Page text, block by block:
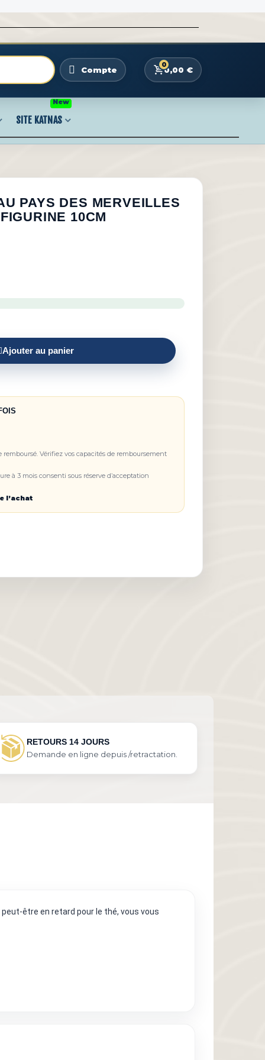
Compte
0
0,00 €
SITE KATNAS
New
PAYS DES MERVEILLES
10CM
Ajouter au panier
Vérifiez vos capacités de remboursement
à 3 mois consenti sous réserve d’acceptation
l’achat
RETOURS 14 JOURS
Demande en ligne depuis /retractation.
être en retard pour le thé, vous vous